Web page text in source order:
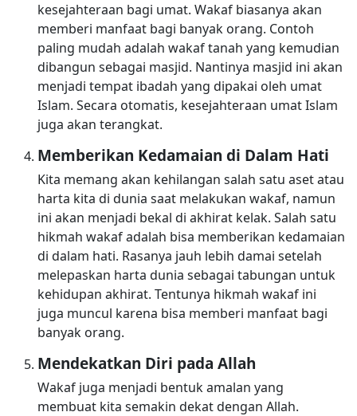
kesejahteraan bagi umat. Wakaf biasanya akan
memberi manfaat bagi banyak orang. Contoh
paling mudah adalah wakaf tanah yang kemudian
dibangun sebagai masjid. Nantinya masjid ini akan
menjadi tempat ibadah yang dipakai oleh umat
Islam. Secara otomatis, kesejahteraan umat Islam
juga akan terangkat.
Memberikan Kedamaian di Dalam Hati
Kita memang akan kehilangan salah satu aset atau
harta kita di dunia saat melakukan wakaf, namun
ini akan menjadi bekal di akhirat kelak. Salah satu
hikmah wakaf adalah bisa memberikan kedamaian
di dalam hati. Rasanya jauh lebih damai setelah
melepaskan harta dunia sebagai tabungan untuk
kehidupan akhirat. Tentunya hikmah wakaf ini
juga muncul karena bisa memberi manfaat bagi
banyak orang.
Mendekatkan Diri pada Allah
Wakaf juga menjadi bentuk amalan yang
membuat kita semakin dekat dengan Allah.